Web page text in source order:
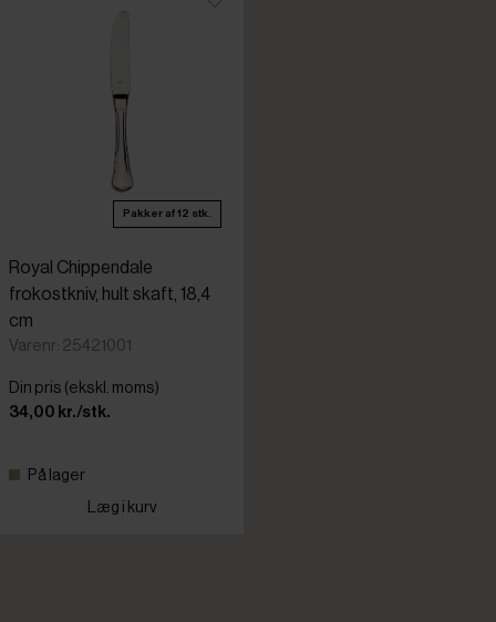
Pakker af 12 stk.
Royal Chippendale
frokostkniv, hult skaft, 18,4
cm
Varenr: 25421001
Din pris (ekskl. moms)
34,00 kr./stk.
På lager
Læg i kurv